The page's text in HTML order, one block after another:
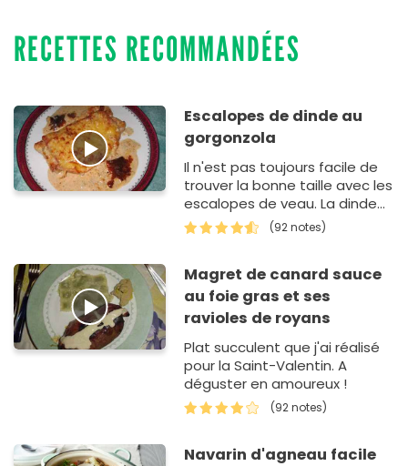
RECETTES RECOMMANDÉES
Escalopes de dinde au
gorgonzola
Il n'est pas toujours facile de
trouver la bonne taille avec les
escalopes de veau. La dinde
les remplace
avantageusement.
(92 notes)
Magret de canard sauce
au foie gras et ses
ravioles de royans
Plat succulent que j'ai réalisé
pour la Saint-Valentin. A
déguster en amoureux !
(92 notes)
Navarin d'agneau facile